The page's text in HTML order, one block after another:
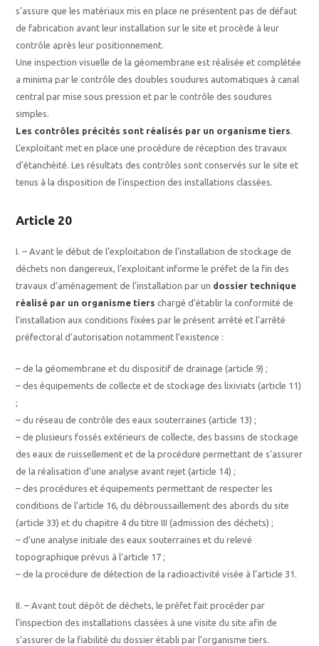
s’assure que les matériaux mis en place ne présentent pas de défaut
de fabrication avant leur installation sur le site et procède à leur
contrôle après leur positionnement.
Une inspection visuelle de la géomembrane est réalisée et complétée
a minima par le contrôle des doubles soudures automatiques à canal
central par mise sous pression et par le contrôle des soudures
simples.
Les contrôles précités sont réalisés par un organisme tiers.
L’exploitant met en place une procédure de réception des travaux
d’étanchéité. Les résultats des contrôles sont conservés sur le site et
tenus à la disposition de l’inspection des installations classées.
Article 20
I. – Avant le début de l’exploitation de l’installation de stockage de
déchets non dangereux, l’exploitant informe le préfet de la fin des
travaux d’aménagement de l’installation par un dossier technique
réalisé par un organisme tiers chargé d’établir la conformité de
l’installation aux conditions fixées par le présent arrêté et l’arrêté
préfectoral d’autorisation notamment l’existence :
– de la géomembrane et du dispositif de drainage (article 9) ;
– des équipements de collecte et de stockage des lixiviats (article 11)
;
– du réseau de contrôle des eaux souterraines (article 13) ;
– de plusieurs fossés extérieurs de collecte, des bassins de stockage
des eaux de ruissellement et de la procédure permettant de s’assurer
de la réalisation d’une analyse avant rejet (article 14) ;
– des procédures et équipements permettant de respecter les
conditions de l’article 16, du débroussaillement des abords du site
(article 33) et du chapitre 4 du titre III (admission des déchets) ;
– d’une analyse initiale des eaux souterraines et du relevé
topographique prévus à l’article 17 ;
– de la procédure de détection de la radioactivité visée à l’article 31.
II. – Avant tout dépôt de déchets, le préfet fait procéder par
l’inspection des installations classées à une visite du site afin de
s’assurer de la fiabilité du dossier établi par l’organisme tiers.